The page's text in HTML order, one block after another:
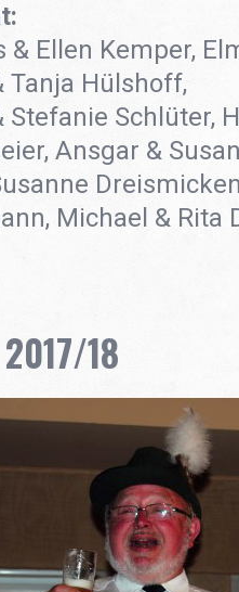
& Ellen Kemper,
Tanja Hülshoff,
Stefanie Schlüter,
Ansgar &
Michael & Rita
18